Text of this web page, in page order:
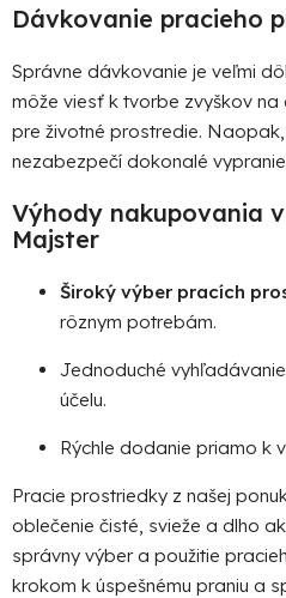
Dávkovanie pracieho
Správne dávkovanie je veľmi
môže viesť k tvorbe zvyškov
pre životné prostredie.
nezabezpečí dokonalé
Výhody nakupovania
Majster
Široký výber pracích
rôznym potrebám.
Jednoduché
účelu.
Rýchle dodanie priamo k
Pracie prostriedky z našej
oblečenie čisté, svieže a dlho
správny výber a použitie
krokom k úspešnému praniu a